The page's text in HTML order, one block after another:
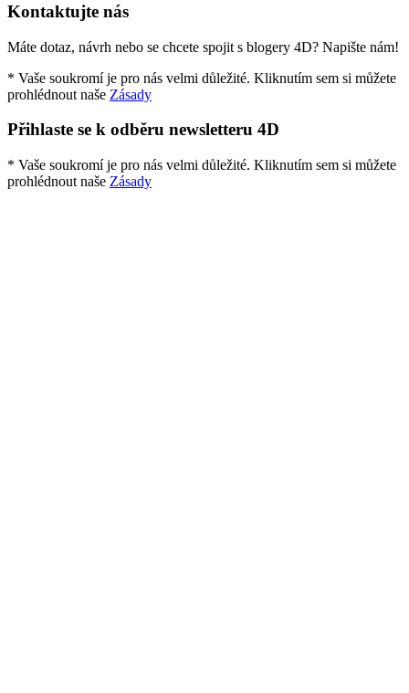
Kontaktujte nás
Máte dotaz, návrh nebo se chcete spojit s blogery 4D? Napište nám!
* Vaše soukromí je pro nás velmi důležité. Kliknutím sem si můžete
prohlédnout naše Zásady
Přihlaste se k odběru newsletteru 4D
* Vaše soukromí je pro nás velmi důležité. Kliknutím sem si můžete
prohlédnout naše Zásady